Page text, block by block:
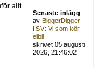
allt
Senaste inlägg
avBiggerDigger
iSV: Vi som kör
elbil
skrivet 05 augusti
2026, 21:46:02